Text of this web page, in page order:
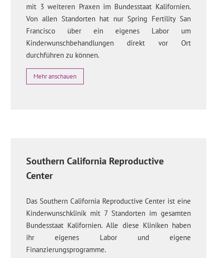
mit 3 weiteren Praxen im Bundesstaat Kalifornien.
Von allen Standorten hat nur Spring Fertility San
Francisco über ein eigenes Labor um
Kinderwunschbehandlungen direkt vor Ort
durchführen zu können.
Mehr anschauen
Southern California Reproductive
Center
Das Southern California Reproductive Center ist eine
Kinderwunschklinik mit 7 Standorten im gesamten
Bundesstaat Kalifornien. Alle diese Kliniken haben
ihr eigenes Labor und eigene
Finanzierungsprogramme.